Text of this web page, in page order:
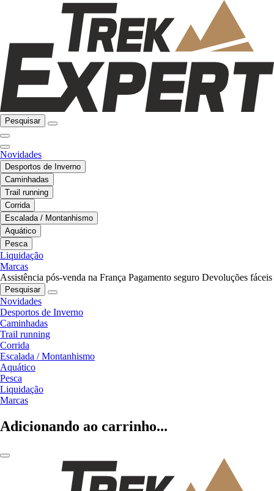
Pesquisar
Novidades
Desportos de Inverno
Caminhadas
Trail running
Corrida
Escalada / Montanhismo
Aquático
Pesca
Liquidação
Marcas
Assistência pós-venda na França Pagamento seguro Devoluções fáceis
Pesquisar
Novidades
Desportos de Inverno
Caminhadas
Trail running
Corrida
Escalada / Montanhismo
Aquático
Pesca
Liquidação
Marcas
Adicionando ao carrinho...